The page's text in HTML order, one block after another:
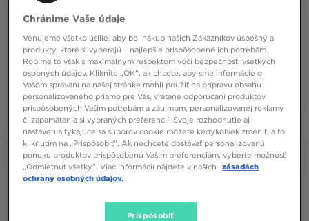
Chránime Vaše údaje
Venujeme všetko úsilie, aby bol nákup našich Zákazníkov úspešný a
produkty, ktoré si vyberajú – najlepšie prispôsobené ich potrebám.
Robíme to však s maximálnym rešpektom voči bezpečnosti všetkých
osobných údajov. Kliknite „OK”, ak chcete, aby sme informácie o
Vašom správaní na našej stránke mohli použiť na prípravu obsahu
personalizovaného priamo pre Vás, vrátane odporúčaní produktov
prispôsobených Vašim potrebám a záujmom, personalizovanej reklamy
či zapamätania si vybraných preferencií. Svoje rozhodnutie aj
nastavenia týkajúce sa súborov cookie môžete kedykoľvek zmeniť, a to
kliknutím na „Prispôsobiť”. Ak nechcete dostávať personalizovanú
ponuku produktov prispôsobenú Vašim preferenciám, vyberte možnosť
„Odmietnuť všetky”. Viac informácií nájdete v našich
zásadách
ochrany osobných údajov.
Prispôsobiť